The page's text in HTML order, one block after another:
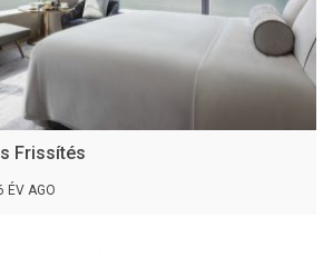
Frissítés
ÉV AGO